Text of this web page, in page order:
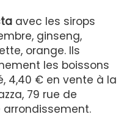
avec les sirops
ginseng,
orange. Ils
les boissons
4,40 € en vente à la
79 rue de